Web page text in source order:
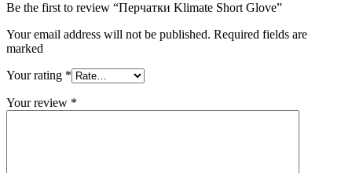
Be the first to review “Перчатки Klimate Short Glove”
Your email address will not be published. Required fields are
marked
Your rating *
Your review *